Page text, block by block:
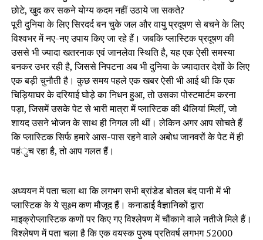
छोटे, खुद कर सकने योग्य कदम नहीं उठाये जा सकते?
पूरी दुनिया के लिए सिरदर्द बन चुके जल और वायु प्रदूषण से बचने के लिए
विश्वभर में नए-नए उपाय किए जा रहे हैं। जबकि प्लास्टिक प्रदूषण की
उससे भी ज्यादा खतरनाक एवं जानलेवा स्थिति है, यह एक ऐसी समस्या
बनकर उभर रही है, जिससे निपटना अब भी दुनिया के ज्यादातर देशों के लिए
एक बड़ी चुनौती है। कुछ समय पहले एक खबर ऐसी भी आई थी कि एक
चिड़ियाघर के दरियाई घोड़े का निधन हुआ, तो उसका पोस्टमार्टम करना
पड़ा, जिसमें उसके पेट से भारी मात्रा में प्लास्टिक की थैलियां मिलीं, जो
शायद उसने भोजन के साथ ही निगल ली थीं। लेकिन अगर आप सोचते हैं
कि प्लास्टिक सिर्फ हमारे आस-पास रहने वाले अबोध जानवरों के पेट में ही
पहंुच रहा है, तो आप गलत हैं।
अध्ययन में पता चला था कि लगभग सभी ब्रांडेड बोतल बंद पानी में भी
प्लास्टिक के ये सूक्ष्म कण मौजूद हैं। कनाडाई वैज्ञानिकों द्वारा
माइक्रोप्लास्टिक कणों पर किए गए विश्लेषण में चौंकाने वाले नतीजे मिले हैं।
विश्लेषण में पता चला है कि एक वयस्क पुरुष प्रतिवर्ष लगभग 52000